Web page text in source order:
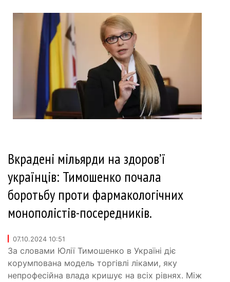
Вкрадені мільярди на здоров’ї
українців: Тимошенко почала
боротьбу проти фармакологічних
монополістів-посередників.
07.10.2024 10:51
За словами Юлії Тимошенко в Україні діє
корумпована модель торгівлі ліками, яку
непрофесійна влада кришує на всіх рівнях. Між